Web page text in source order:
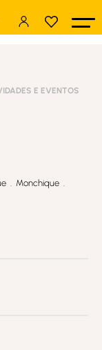
E EVENTOS
. Monchique .